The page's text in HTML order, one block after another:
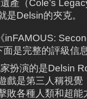
產（Cole’s
是Delsin的夾克。
inFAMOUS:
是完整的評級信
扮演的是Delsin
戲是第三人稱視覺
敗各種人類和超能